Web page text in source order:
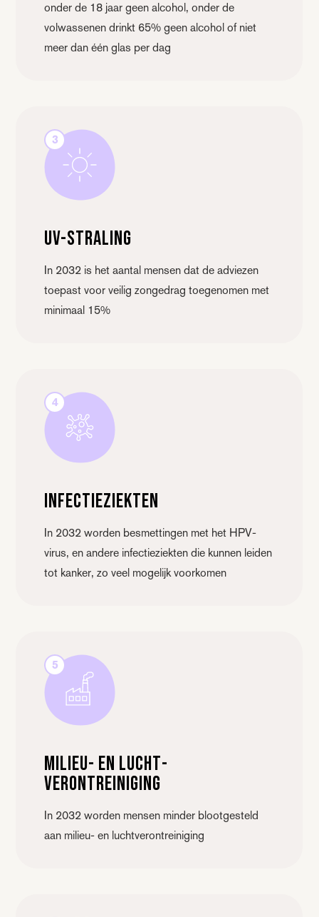
onder de 18 jaar geen alcohol, onder de
volwassenen drinkt 65% geen alcohol of niet
meer dan één glas per dag
3
Uv-straling
In 2032 is het aantal mensen dat de adviezen
toepast voor veilig zongedrag toegenomen met
minimaal 15%
4
Infectieziekten
In 2032 worden besmettingen met het HPV-
virus, en andere infectieziekten die kunnen leiden
tot kanker, zo veel mogelijk voorkomen
5
Milieu- en lucht­
verontreiniging
In 2032 worden mensen minder blootgesteld
aan milieu- en luchtverontreiniging